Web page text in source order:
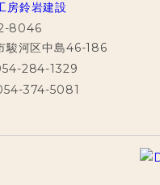
8046
駿河区中島46-186
284-1329
374-5081